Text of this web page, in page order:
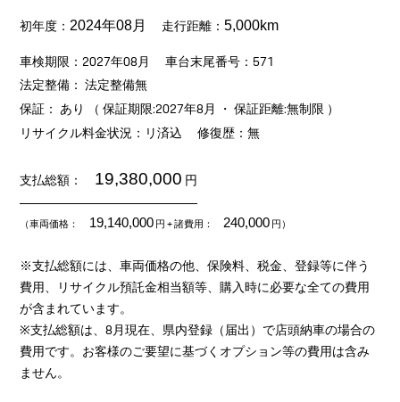
初年度：2024年08月 走行距離：5,000km
車検期限：2027年08月
車台末尾番号：571
法定整備： 法定整備無
保証： あり （ 保証期限:2027年8月 ・ 保証距離:無制限 ）
リサイクル料金状況：リ済込
修復歴：無
支払総額： 19,380,000 円
（車両価格： 19,140,000円+ 諸費用： 240,000円）
※支払総額には、車両価格の他、保険料、税金、登録等に伴う
費用、リサイクル預託金相当額等、購入時に必要な全ての費用
が含まれています。
※支払総額は、8月現在、県内登録（届出）で店頭納車の場合の
費用です。お客様のご要望に基づくオプション等の費用は含み
ません。